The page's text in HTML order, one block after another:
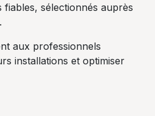
sélectionnés auprès
aux professionnels
installations et optimiser